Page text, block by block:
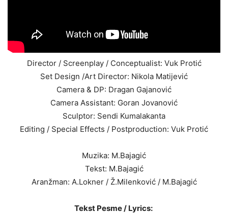
Director / Screenplay / Conceptualist: Vuk Protić
Set Design /Art Director: Nikola Matijević
Camera & DP: Dragan Gajanović
Camera Assistant: Goran Jovanović
Sculptor: Sendi Kumalakanta
Editing / Special Effects / Postproduction: Vuk Protić
Muzika: M.Bajagić
Tekst: M.Bajagić
Aranžman: A.Lokner / Ž.Milenković / M.Bajagić
Tekst Pesme / Lyrics: